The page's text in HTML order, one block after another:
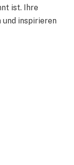
ist. Ihre
und inspirieren